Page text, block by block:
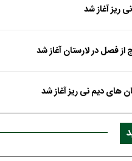
ریز آغاز شد
فصل در لارستان آغاز شد
های دیم نی ریز آغاز شد